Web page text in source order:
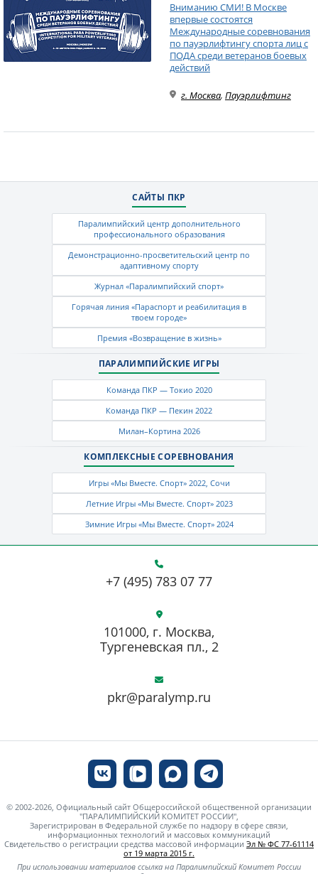
Вниманию СМИ! В Москве
впервые состоятся
Международные соревнования
по пауэрлифтингу спорта лиц с
ПОДА среди ветеранов боевых
действий
г. Москва, Пауэрлифтинг
САЙТЫ ПКР
Паралимпийский центр дополнительного
профессионального образования
Демонстрационно-просветительский центр по
адаптивному спорту
Журнал «Паралимпийский спорт»
Горячая линия «Параспорт и реабилитация в
твоем городе»
Премия «Возвращение в жизнь»
ПАРАЛИМПИЙСКИЕ ИГРЫ
Команда ПКР — Токио 2020
Команда ПКР — Пекин 2022
Милан–Кортина 2026
КОМПЛЕКСНЫЕ СОРЕВНОВАНИЯ
Игры «Мы Вместе. Спорт» 2022, Сочи
Летние Игры «Мы Вместе. Спорт» 2023
Зимние Игры «Мы Вместе. Спорт» 2024
+7 (495) 783 07 77
pkr@paralymp.ru
101000, г. Москва,
Тургеневская пл., 2
© 2002-2026, Официальный сайт Общероссийской общественной организации
"ПАРАЛИМПИЙСКИЙ КОМИТЕТ РОССИИ",
Зарегистрирован в Федеральной службе по надзору в сфере связи,
информационных технологий и массовых коммуникаций
Свидетельство о регистрации средства массовой информации Эл № ФС 77-61114
от 19 марта 2015 г.
При использовании материалов ссылка на Паралимпийский Комитет России